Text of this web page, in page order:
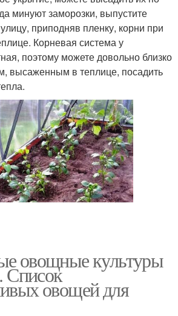
минуют заморозки, выпустите
приподняв пленку, корни при
Корневая система у
поэтому можете довольно близко
высаженным в теплице, посадить
овощные культуры
Список
овощей для